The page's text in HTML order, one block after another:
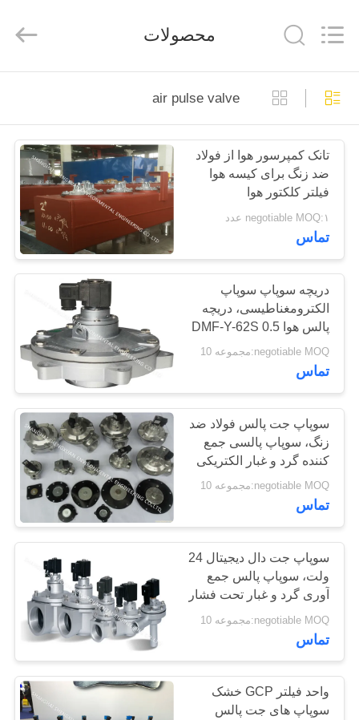
خانه
محصولات
درباره
تور
کارخانه
کنترل
کیفیت
تماس
بگیرید
درخواست
نقل
قول
نقشه
سایت
Engineering
Co.,LTD.
ECER
محصولات
air pulse valve
تانک کمپرسور هوا از فولاد
ضد زنگ برای کیسه هوا
فیلتر کلکتور هوا
negotiable MOQ:۱ عدد
تماس
دریچه سوپاپ سوپاپ
الکترومغناطیسی، دریچه
پالس هوا DMF-Y-62S 0.5
Mpa
negotiable MOQ:مجموعه 10
تماس
سوپاپ جت پالس فولاد ضد
زنگ، سوپاپ پالسی جمع
کننده گرد و غبار الکتریکی
AC220V
negotiable MOQ:مجموعه 10
تماس
سوپاپ جت دال دیجیتال 24
ولت، سوپاپ پالس جمع
آوری گرد و غبار تحت فشار
دیافراگم پاناما
negotiable MOQ:مجموعه 10
تماس
واحد فیلتر GCP خشک
سوپاپ های جت پالس